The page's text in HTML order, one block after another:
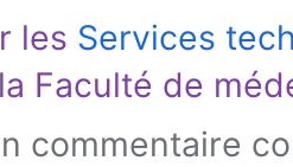
les Services
Faculté de
commentaire